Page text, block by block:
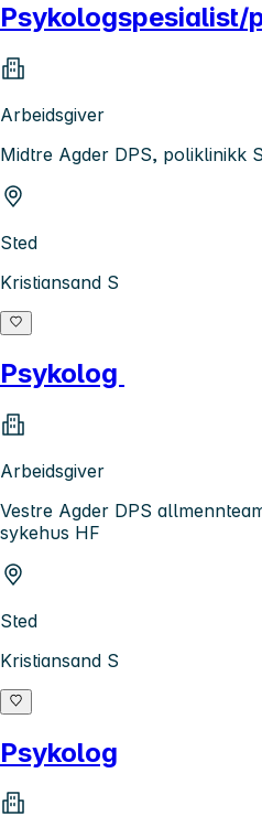
Psykologspesialist/
Arbeidsgiver
Midtre Agder DPS, poliklinikk
Sted
Kristiansand S
Psykolog
Arbeidsgiver
Vestre Agder DPS
sykehus HF
Sted
Kristiansand S
Psykolog